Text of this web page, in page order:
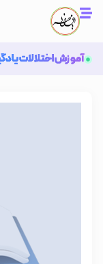
آموزش اختلالات